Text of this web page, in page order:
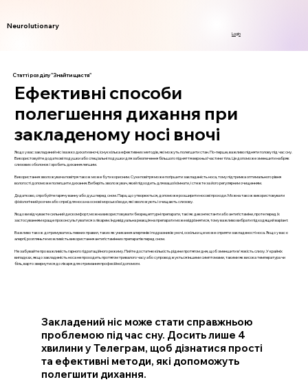
Neurolutionary
Login
Статті розділу "Знайти щастя"
Ефективні способи
полегшення дихання при
закладеному носі вночі
Якщо у вас закладений ніс і важко дихати вночі, існує кілька ефективних методів, які можуть полегшити стан. По-перше, важливо підняти голову під час сну.
Використовуйте додаткові подушки або спеціальні подушки для забезпечення більшого підняття верхньої частини тіла. Це допоможе зменшити набряк
слизових оболонок і зробить дихання легшим.
Використання зволожувача повітря також може бути корисним. Сухе повітря може погіршити закладеність носа, тому підтримка оптимального рівня
вологості допоможе полегшити дихання. Виберіть зволожувач, який підходить для вашої кімнати, і стежте за його регулярним очищенням.
Додатково, спробуйте гарячу ванну або душ перед сном. Пара, що утворюється, допоможе розширити носові проходи. Можна також використовувати
фізіологічний розчин або спреї для носа на основі морської води, які зволожують і очищають слизову.
Якщо ви відчуваєте сильний дискомфорт, можна використовувати безрецептурні препарати, такі як деконгестанти або антигістаміни, проте перед їх
застосуванням краще проконсультуватися з лікарем. Індивідуальна реакція на препарати може відрізнятися, тому важливо вибрати підходящий варіант.
Важливо також дотримуватись певних правил, таких як уникання алергенів і подразників уночі, оскільки це може сприяти закладеності носа. Якщо у вас є
алергії, розгляньте можливість використання антигістамінних препаратів перед сном.
Не забувайте про важливість гарного гідратаційного режиму. Пийте достатню кількість рідини протягом дня, щоб зменшити в'язкість слизу. У крайніх
випадках, якщо закладеність носа не проходить протягом тривалого часу або супроводжується іншими симптомами, такими як висока температура чи
біль, варто звернутися до лікаря для отримання професійної допомоги.
Закладений ніс може стати справжньою
проблемою під час сну. Досить лише 4
хвилини у Телеграм, щоб дізнатися прості
та ефективні методи, які допоможуть
полегшити дихання.